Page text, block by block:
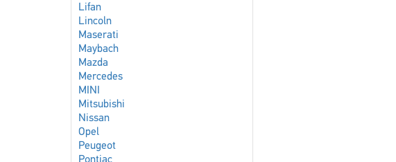
Lifan
Lincoln
Maserati
Maybach
Mazda
Mercedes
MINI
Mitsubishi
Nissan
Opel
Peugeot